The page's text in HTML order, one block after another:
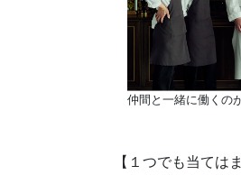
仲間と一緒に働くの
【１つでも当ては